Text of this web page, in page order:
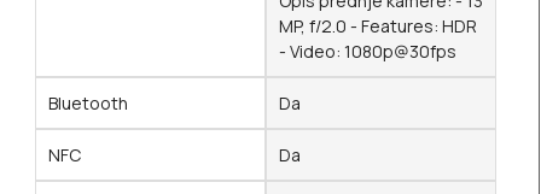
MP, f/2.0 - Features: HDR
- Video: 1080p@30fps
Bluetooth Da
NFC Da